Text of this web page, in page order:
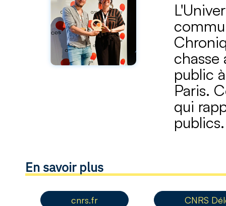
public
Paris.
qui
publics.
En savoir plus
cnrs.fr CNRS